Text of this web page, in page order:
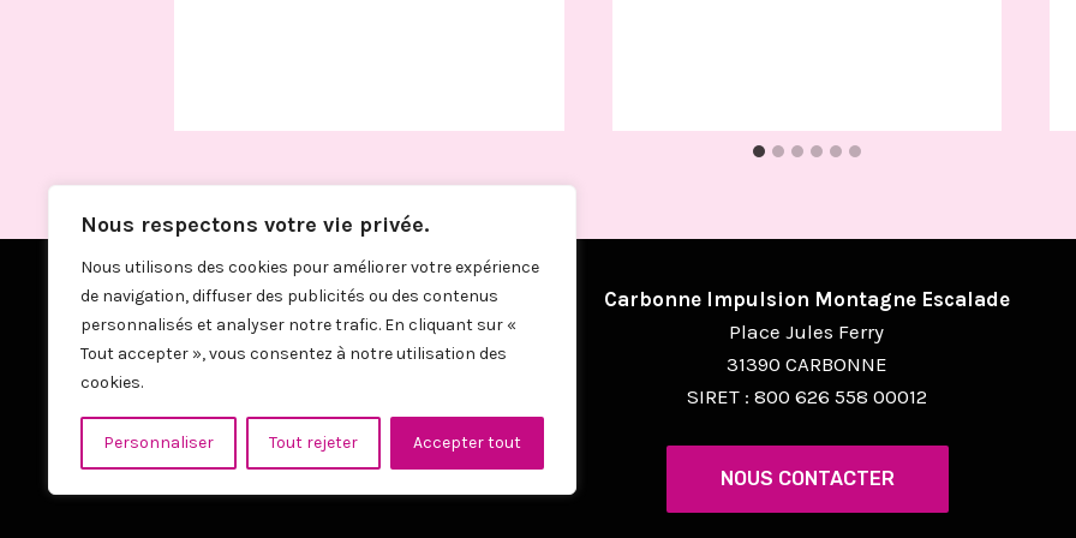
Nous respectons votre vie privée.
Nous utilisons des cookies pour améliorer votre expérience
de navigation, diffuser des publicités ou des contenus
personnalisés et analyser notre trafic. En cliquant sur «
Tout accepter », vous consentez à notre utilisation des
cookies.
Personnaliser Tout rejeter Accepter tout
Carbonne Impulsion Montagne Escalade
Place Jules Ferry
31390 CARBONNE
SIRET : 800 626 558 00012
NOUS CONTACTER